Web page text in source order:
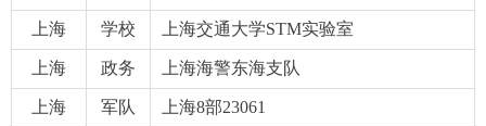
上海 学校 上海交通大学STM实验室
上海 政务 上海海警东海支队
上海 军队 上海8部23061